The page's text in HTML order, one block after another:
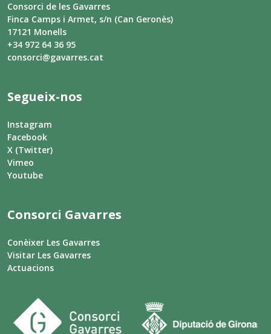
Consorci de les Gavarres
Finca Camps i Armet, s/n (Can Geronès)
17121 Monells
+34 972 64 36 95
consorci@gavarres.cat
Segueix-nos
Instagram
Facebook
X (Twitter)
Vimeo
Youtube
Consorci Gavarres
Conèixer Les Gavarres
Visitar Les Gavarres
Actuacions